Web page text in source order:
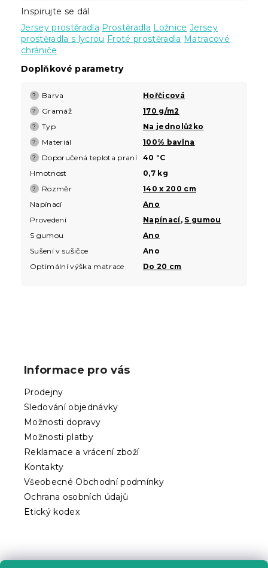
Inspirujte se dál
Jersey prostěradla Prostěradla Ložnice Jersey
prostěradla s lycrou Froté prostěradla Matracové
chrániče
Doplňkové parametry
? Barva Hořčicová
? Gramáž 170 g/m2
? Typ Na jednolůžko
? Materiál 100% bavlna
? Doporučená teplota praní
40 °C
Hmotnost
0,7 kg
? Rozměr
140 x 200 cm
Napínací
Ano
Provedení
Napínací, S gumou
S gumou
Ano
Sušení v sušičce
Ano
Optimální výška matrace
Do 20 cm
Informace pro vás
Prodejny
Sledování objednávky
Možnosti dopravy
Možnosti platby
Reklamace a vrácení zboží
Kontakty
Všeobecné Obchodní podmínky
Ochrana osobních údajů
Etický kodex